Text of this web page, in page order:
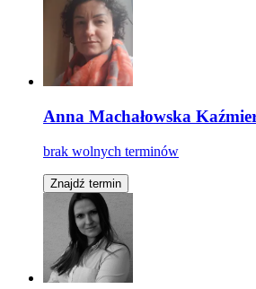
Anna Machałowska
brak wolnych terminów
Znajdź termin